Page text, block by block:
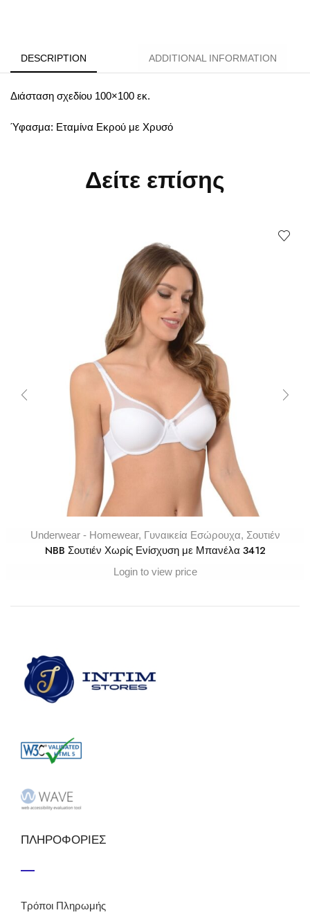
DESCRIPTION ADDITIONAL INFORMATION
Διάσταση σχεδίου 100×100 εκ.
Ύφασμα: Εταμίνα Εκρού με Χρυσό
Δείτε επίσης
Underwear - Homewear, Γυναικεία Εσώρουχα, Σουτιέν
NBB Σουτιέν Χωρίς Ενίσχυση με Μπανέλα 3412
Login to view price
ΠΛΗΡΟΦΟΡΙΕΣ
Τρόποι Πληρωμής